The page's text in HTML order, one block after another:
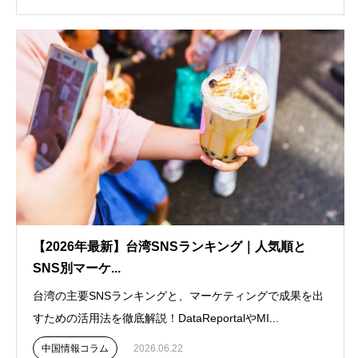
【2026年最新】台湾SNSランキング｜人気順と
SNS別マーケ...
台湾の主要SNSランキングと、マーケティングで成果を出
すための活用法を徹底解説！DataReportalやMI...
中国情報コラム 2026.06.22